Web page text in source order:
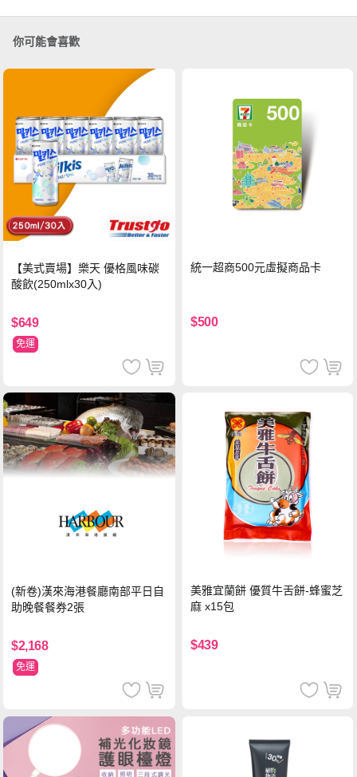
你可能會喜歡
【美式賣場】樂天 優格風味碳
酸飲(250mlx30入)
$649
免運
統一超商500元虛擬商品卡
$500
(新卷)漢來海港餐廳南部平日自
助晚餐餐券2張
$2,168
免運
美雅宜蘭餅 優質牛舌餅-蜂蜜芝
麻 x15包
$439